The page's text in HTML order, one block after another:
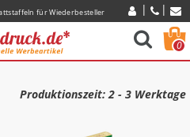
für Wiederbesteller
0
Produktionszeit: 2 - 3 Werktage